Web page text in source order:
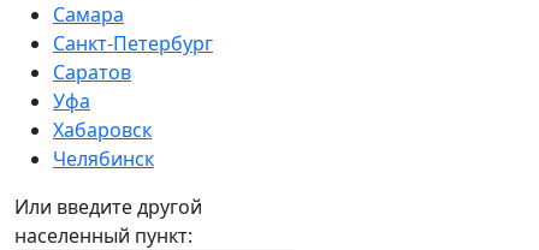
Самара
Санкт-Петербург
Саратов
Уфа
Хабаровск
Челябинск
Или введите другой
населенный пункт: